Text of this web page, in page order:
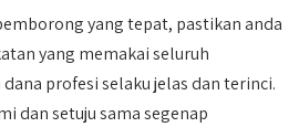
yang tepat, pastikan anda
yang memakai seluruh
profesi selaku jelas dan terinci.
dan setuju sama segenap